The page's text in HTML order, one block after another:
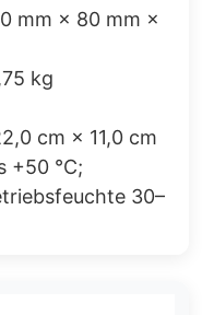
mm × 80 mm ×
kg
cm × 11,0 cm
+50 °C;
30–